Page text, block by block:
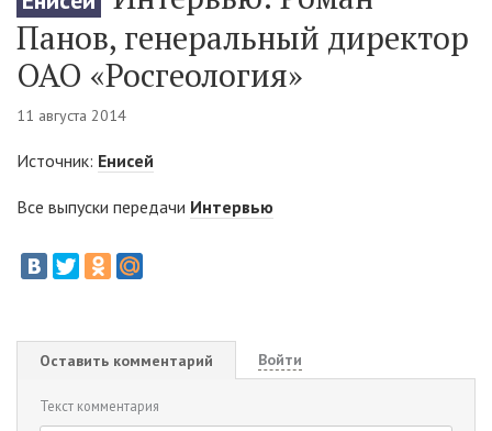
Панов, генеральный директор
ОАО «Росгеология»
11 августа 2014
Источник: Енисей
Все выпуски передачи Интервью
Оставить комментарий Войти
Текст комментария